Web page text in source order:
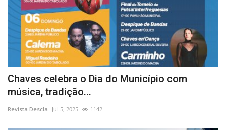
Chaves celebra o Dia do Município com
música, tradição...
Revista Descla Jul 5, 2025 1142